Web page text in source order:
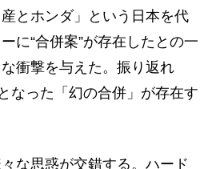
とホンダ」という日本を代
に“合併案”が存在したとの一
衝撃を与えた。振り返れ
なった「幻の合併」が存在す
な思惑が交錯する。ハード